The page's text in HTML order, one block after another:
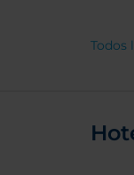
Todos